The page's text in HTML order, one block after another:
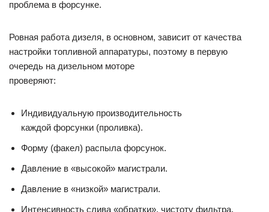
проблема в форсунке.
Ровная работа дизеля, в основном, зависит от качества
настройки топливной аппаратуры, поэтому в первую
очередь на дизельном моторе
проверяют:
Индивидуальную производительность
каждой форсунки (проливка).
Форму (факел) распыла форсунок.
Давление в «высокой» магистрали.
Давление в «низкой» магистрали.
Интенсивность слива «обратки», чистоту фильтра.